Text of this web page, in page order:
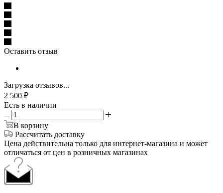
Оставить отзыв
Загрузка отзывов...
2 500 ₽
Есть в наличии
В корзину
Рассчитать доставку
Цена действительна только для интернет-магазина и может
отличаться от цен в розничных магазинах